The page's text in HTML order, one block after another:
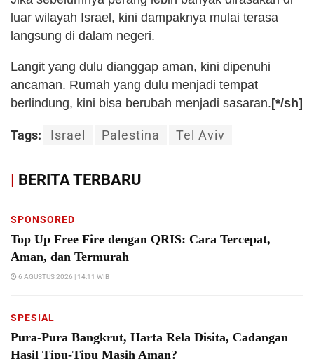
luar wilayah Israel, kini dampaknya mulai terasa
langsung di dalam negeri.
Langit yang dulu dianggap aman, kini dipenuhi
ancaman. Rumah yang dulu menjadi tempat
berlindung, kini bisa berubah menjadi sasaran.[*/sh]
Tags: Israel Palestina Tel Aviv
| BERITA TERBARU
SPONSORED
Top Up Free Fire dengan QRIS: Cara Tercepat,
Aman, dan Termurah
6 AGUSTUS 2026 | 14:11 WIB
SPESIAL
Pura-Pura Bangkrut, Harta Rela Disita, Cadangan
Hasil Tipu-Tipu Masih Aman?